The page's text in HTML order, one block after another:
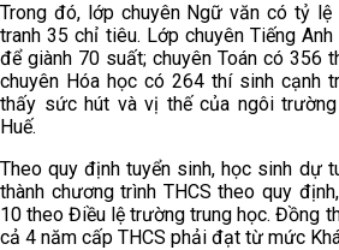
Trong đó, lớp chuyên Ngữ văn có tỷ
tranh 35 chỉ tiêu. Lớp chuyên Tiếng
để giành 70 suất; chuyên Toán có 356
chuyên Hóa học có 264 thí sinh cạnh
thấy sức hút và vị thế của ngôi
Huế.
Theo quy định tuyển sinh, học sinh dự
thành chương trình THCS theo quy
10 theo Điều lệ trường trung học. Đồng
cả 4 năm cấp THCS phải đạt từ mức